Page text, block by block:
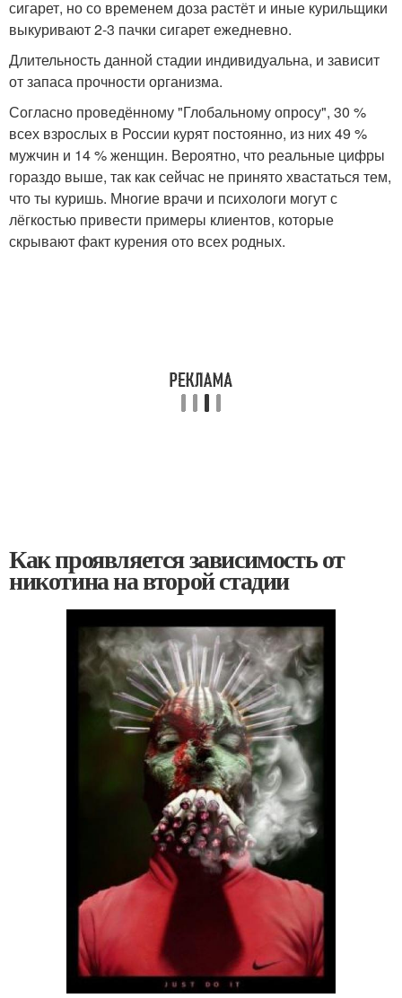
сигарет, но со временем доза растёт и иные курильщики
выкуривают 2-3 пачки сигарет ежедневно.
Длительность данной стадии индивидуальна, и зависит
от запаса прочности организма.
Согласно проведённому "Глобальному опросу", 30 %
всех взрослых в России курят постоянно, из них 49 %
мужчин и 14 % женщин. Вероятно, что реальные цифры
гораздо выше, так как сейчас не принято хвастаться тем,
что ты куришь. Многие врачи и психологи могут с
лёгкостью привести примеры клиентов, которые
скрывают факт курения ото всех родных.
Как проявляется зависимость от
никотина на второй стадии